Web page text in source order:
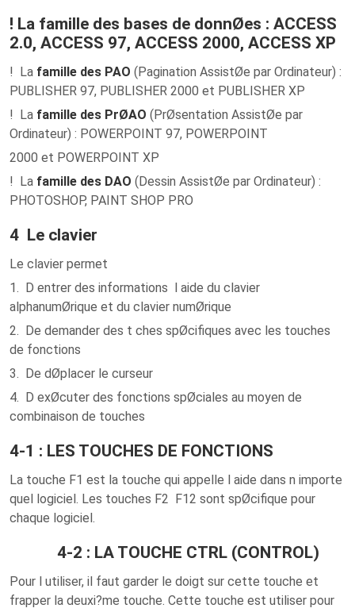
! La famille des bases de donnØes : ACCESS
2.0, ACCESS 97, ACCESS 2000, ACCESS XP
! La famille des PAO (Pagination AssistØe par Ordinateur) :
PUBLISHER 97, PUBLISHER 2000 et PUBLISHER XP
! La famille des PrØAO (PrØsentation AssistØe par
Ordinateur) : POWERPOINT 97, POWERPOINT
2000 et POWERPOINT XP
! La famille des DAO (Dessin AssistØe par Ordinateur) :
PHOTOSHOP, PAINT SHOP PRO
4 Le clavier
Le clavier permet
1. D entrer des informations l aide du clavier
alphanumØrique et du clavier numØrique
2. De demander des t ches spØcifiques avec les touches
de fonctions
3. De dØplacer le curseur
4. D exØcuter des fonctions spØciales au moyen de
combinaison de touches
4-1 : LES TOUCHES DE FONCTIONS
La touche F1 est la touche qui appelle l aide dans n importe
quel logiciel. Les touches F2 F12 sont spØcifique pour
chaque logiciel.
4-2 : LA TOUCHE CTRL (CONTROL)
Pour l utiliser, il faut garder le doigt sur cette touche et
frapper la deuxi?me touche. Cette touche est utiliser pour